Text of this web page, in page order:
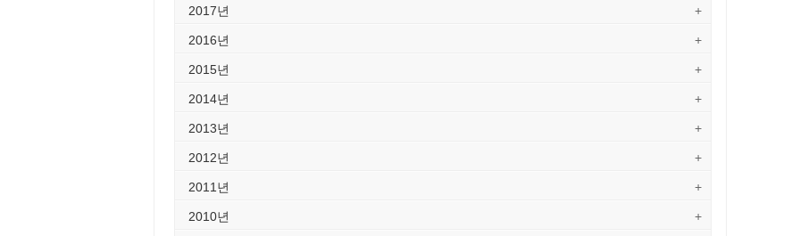
2017년 +
2016년 +
2015년 +
2014년 +
2013년 +
2012년 +
2011년 +
2010년 +